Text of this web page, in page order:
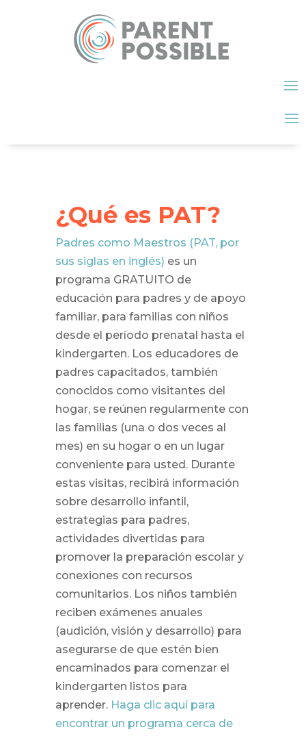
¿Qué es PAT?
Padres como Maestros (PAT, por
sus siglas en inglés) es un
programa GRATUITO de
educación para padres y de apoyo
familiar, para familias con niños
desde el período prenatal hasta el
kindergarten. Los educadores de
padres capacitados, también
conocidos como visitantes del
hogar, se reúnen regularmente con
las familias (una o dos veces al
mes) en su hogar o en un lugar
conveniente para usted. Durante
estas visitas, recibirá información
sobre desarrollo infantil,
estrategias para padres,
actividades divertidas para
promover la preparación escolar y
conexiones con recursos
comunitarios. Los niños también
reciben exámenes anuales
(audición, visión y desarrollo) para
asegurarse de que estén bien
encaminados para comenzar el
kindergarten listos para
aprender. Haga clic aquí para
encontrar un programa cerca de